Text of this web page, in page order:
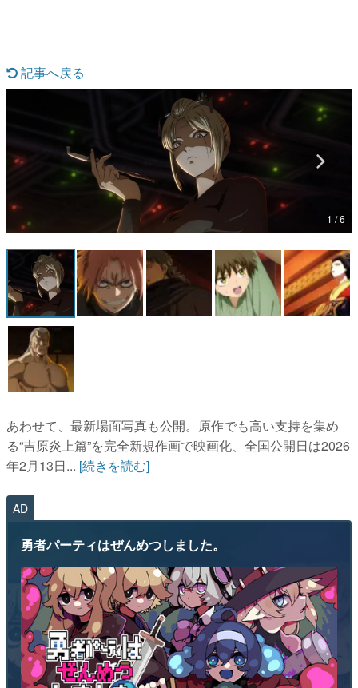
マンガ
アプリレビュー
その他
電ファミニコゲーマーとは？
運営：株式会社マレ
記事へ戻る
1 / 6
あわせて、最新場面写真も公開。原作でも高い支持を集め
る“吉原炎上篇”を完全新規作画で映画化、全国公開日は2026
年2月13日... [続きを読む]
AD
勇者パーティはぜんめつしました。